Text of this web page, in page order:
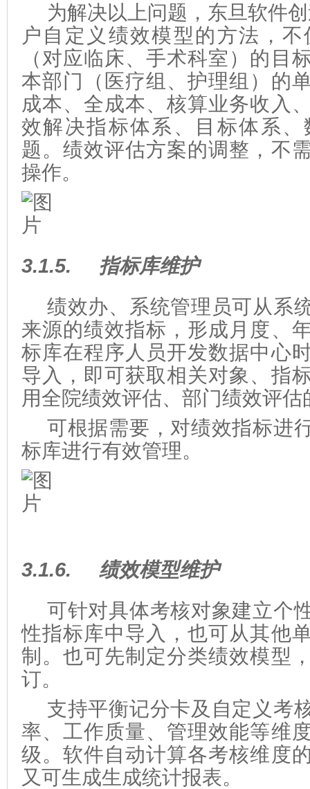
为解决以上问题，东旦软件
户自定义绩效模型的方法，
（对应临床、手术科室）的目
本部门（医疗组、护理组）的
成本、全成本、核算业务收入
效解决指标体系、目标体系
题。绩效评估方案的调整，不
操作。
3.1.5.
指标库维护
绩效办、系统管理员可从系
来源的绩效指标，形成月度、
标库在程序人员开发数据中心
导入，即可获取相关对象、指
用全院绩效评估、部门绩效评估
可根据需要，对绩效指标进
标库进行有效管理。
3.1.6.
绩效模型维护
可针对具体考核对象建立个
性指标库中导入，也可从其他
制。也可先制定分类绩效模型
订。
支持平衡记分卡及自定义考
率、工作质量、管理效能等维
级。软件自动计算各考核维度
又可生成生成统计报表。